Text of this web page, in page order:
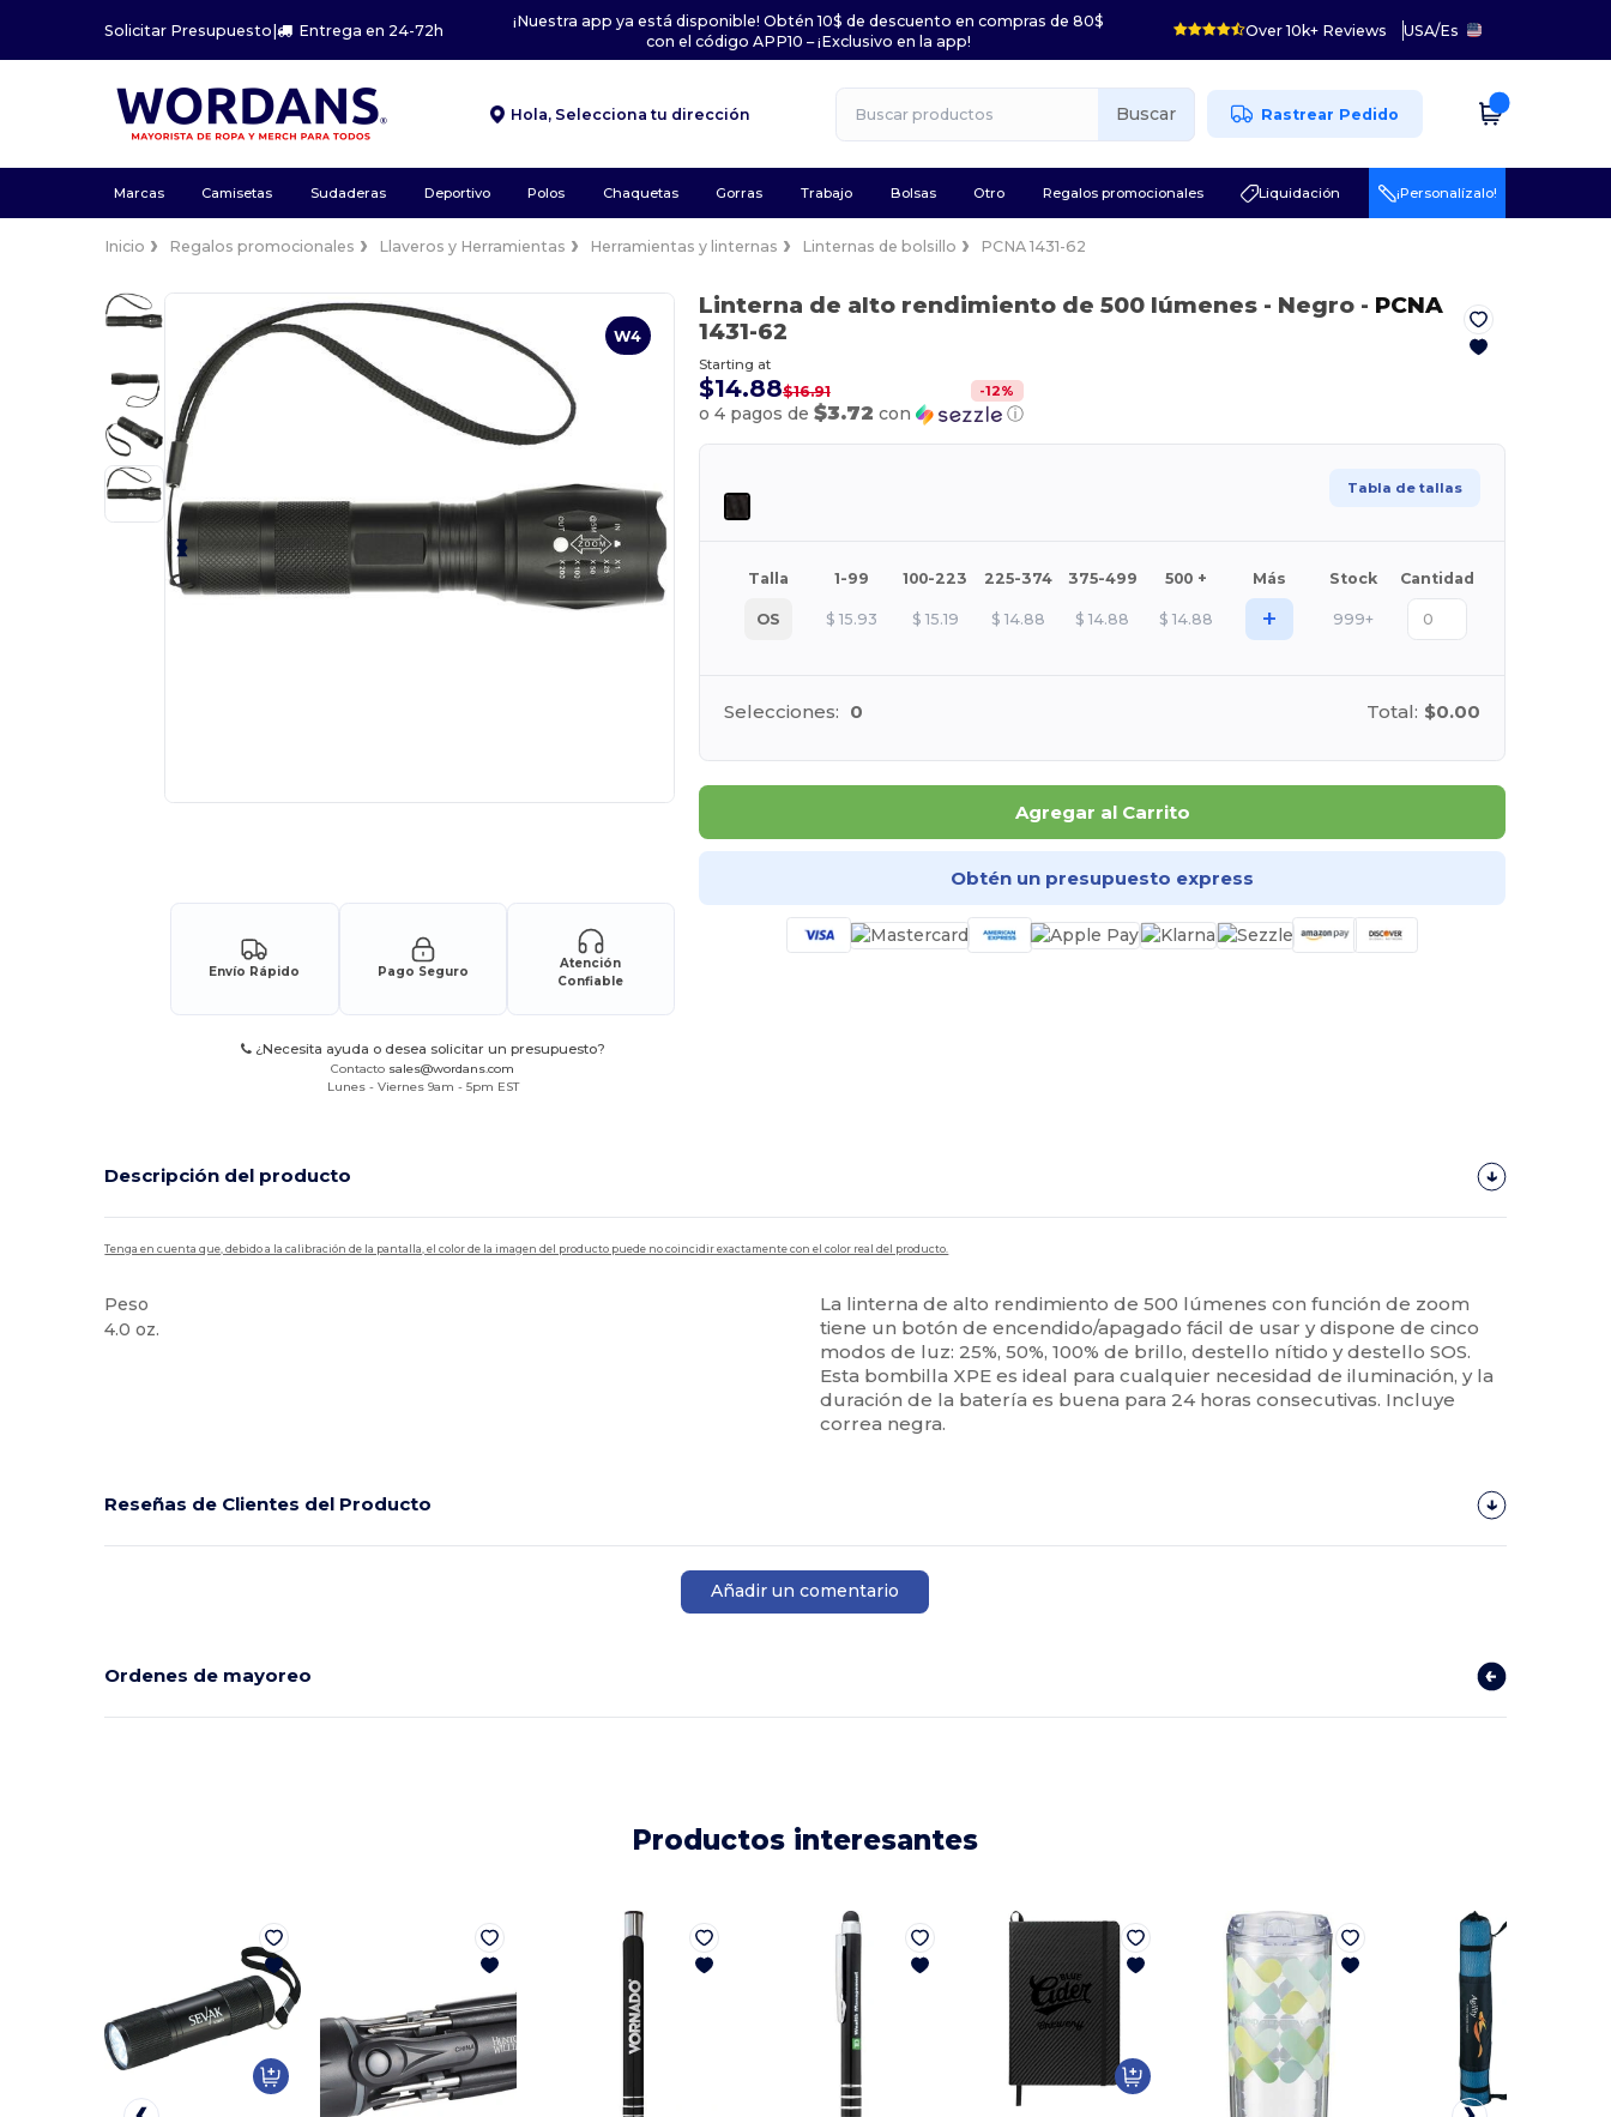
Solicitar Presupuesto| Entrega en 24-72h
¡Nuestra app ya está disponible! Obtén 10$ de descuento en compras de 80$
con el código APP10 – ¡Exclusivo en la app!
Over 10k+ Reviews USA/Es
Hola, Selecciona tu dirección Buscar Rastrear Pedido
Marcas Camisetas Sudaderas Deportivo Polos Chaquetas Gorras Trabajo Bolsas Otro Regalos promocionales Liquidación ¡Personalízalo!
Inicio Regalos promocionales Llaveros y Herramientas Herramientas y linternas Linternas de bolsillo PCNA 1431-62
W4
Envío Rápido Pago Seguro
Atención
Confiable
¿Necesita ayuda o desea solicitar un presupuesto?
Contacto sales@wordans.com
Lunes - Viernes 9am - 5pm EST
Linterna de alto rendimiento de 500 lúmenes - Negro- PCNA
1431-62
Starting at
$14.88$16.91 -12%
o 4 pagos de $3.72 con ⓘ
Tabla de tallas
Talla 1-99 100-223 225-374 375-499 500 + Más Stock Cantidad
OS $ 15.93 $ 15.19 $ 14.88 $ 14.88 $ 14.88 + 999+
Selecciones: 0 Total: $0.00
Agregar al Carrito
Obtén un presupuesto express
Descripción del producto
Tenga en cuenta que, debido a la calibración de la pantalla, el color de la imagen del producto puede no coincidir exactamente con el color real del producto.
Peso
4.0 oz.
La linterna de alto rendimiento de 500 lúmenes con función de zoom
tiene un botón de encendido/apagado fácil de usar y dispone de cinco
modos de luz: 25%, 50%, 100% de brillo, destello nítido y destello SOS.
Esta bombilla XPE es ideal para cualquier necesidad de iluminación, y la
duración de la batería es buena para 24 horas consecutivas. Incluye
correa negra.
Reseñas de Clientes del Producto
Añadir un comentario
Ordenes de mayoreo
Productos interesantes